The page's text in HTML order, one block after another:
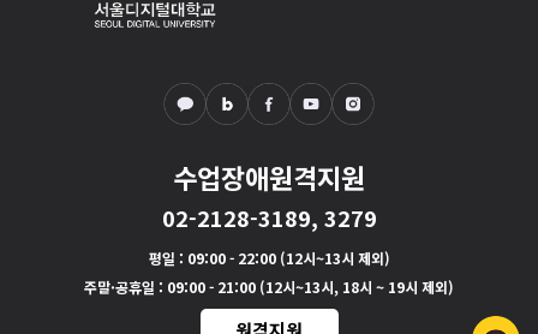
수업장애원격지원
02-2128-3189, 3279
평일 : 09:00 - 22:00 (12시~13시 제외)
주말·공휴일 : 09:00 - 21:00 (12시~13시, 18시 ~ 19시 제외)